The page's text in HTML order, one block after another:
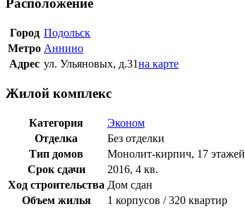
Расположение
Город Подольск
Метро Аннино
Адрес ул. Ульяновых, д.31на карте
Жилой комплекс
Категория
Эконом
Отделка
Без отделки
Тип домов
Монолит-кирпич, 17 этажей
Срок сдачи
2016, 4 кв.
Ход строительства Дом сдан
Объем жилья
1 корпусов / 320 квартир